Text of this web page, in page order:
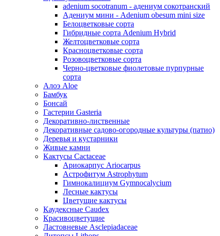
adenium socotranum - адениум сокотранский
Адениум мини - Adenium obesum mini size
Белоцветковые сорта
Гибридные сорта Adenium Hybrid
Желтоцветковые сорта
Красноцветковые сорта
Розовоцветковые сорта
Черно-цветковые фиолетовые пурпурные
сорта
Алоэ Aloe
Бамбук
Бонсай
Гастерии Gasteria
Декоративно-лиственные
Декоративные садово-огородные культуры (патио)
Деревья и кустарники
Живые камни
Кактусы Cactaceae
Ариокарпус Ariocarpus
Астрофитум Astrophytum
Гимнокалициум Gymnocalycium
Лесные кактусы
Цветущие кактусы
Каудексные Caudex
Красивоцветущие
Ластовневые Asclepiadaceae